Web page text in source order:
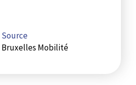
Source
Bruxelles Mobilité